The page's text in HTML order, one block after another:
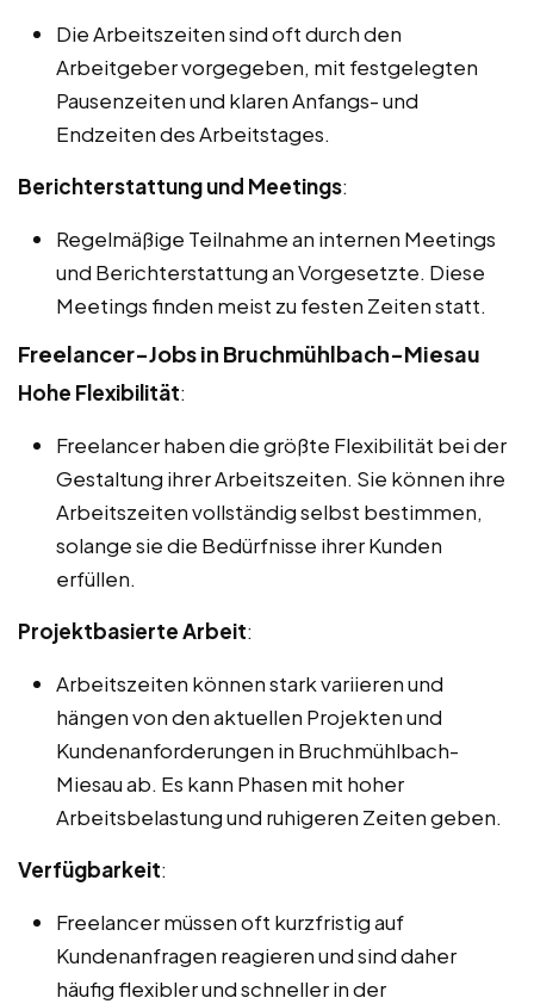
Die Arbeitszeiten sind oft durch den
Arbeitgeber vorgegeben, mit festgelegten
Pausenzeiten und klaren Anfangs- und
Endzeiten des Arbeitstages.
Berichterstattung und Meetings:
Regelmäßige Teilnahme an internen Meetings
und Berichterstattung an Vorgesetzte. Diese
Meetings finden meist zu festen Zeiten statt.
Freelancer-Jobs in Bruchmühlbach-Miesau
Hohe Flexibilität:
Freelancer haben die größte Flexibilität bei der
Gestaltung ihrer Arbeitszeiten. Sie können ihre
Arbeitszeiten vollständig selbst bestimmen,
solange sie die Bedürfnisse ihrer Kunden
erfüllen.
Projektbasierte Arbeit:
Arbeitszeiten können stark variieren und
hängen von den aktuellen Projekten und
Kundenanforderungen in Bruchmühlbach-
Miesau ab. Es kann Phasen mit hoher
Arbeitsbelastung und ruhigeren Zeiten geben.
Verfügbarkeit:
Freelancer müssen oft kurzfristig auf
Kundenanfragen reagieren und sind daher
häufig flexibler und schneller in der